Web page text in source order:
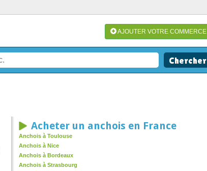
AJOUTER VOTRE COMMERCE
Acheter un anchois en France
Anchois à Toulouse
Anchois à Nice
Anchois à Bordeaux
Anchois à Strasbourg